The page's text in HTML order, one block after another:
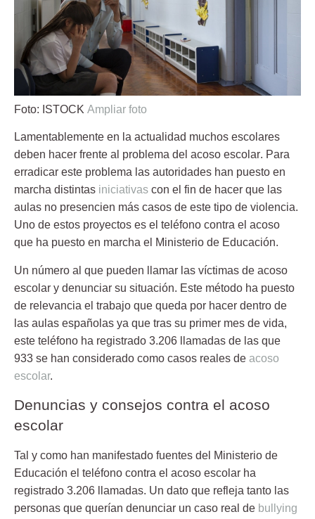
Foto: ISTOCK Ampliar foto
Lamentablemente en la actualidad muchos escolares
deben hacer frente al problema del acoso escolar. Para
erradicar este problema las autoridades han puesto en
marcha distintas iniciativas con el fin de hacer que las
aulas no presencien más casos de este tipo de violencia.
Uno de estos proyectos es el teléfono contra el acoso
que ha puesto en marcha el Ministerio de Educación.
Un número al que pueden llamar las víctimas de acoso
escolar y denunciar su situación. Este método ha puesto
de relevancia el trabajo que queda por hacer dentro de
las aulas españolas ya que tras su primer mes de vida,
este teléfono ha registrado 3.206 llamadas de las que
933 se han considerado como casos reales de acoso
escolar.
Denuncias y consejos contra el acoso
escolar
Tal y como han manifestado fuentes del Ministerio de
Educación el teléfono contra el acoso escolar ha
registrado 3.206 llamadas. Un dato que refleja tanto las
personas que querían denunciar un caso real de bullying